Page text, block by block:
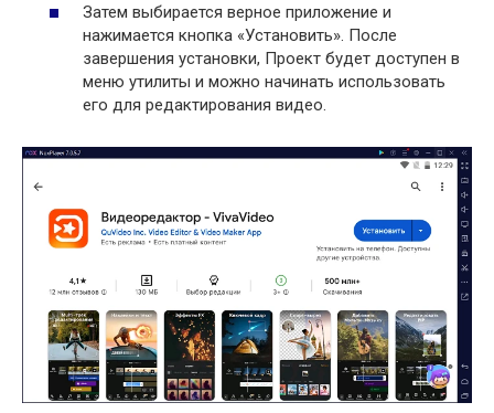
Затем выбирается верное приложение и
нажимается кнопка «Установить». После
завершения установки, Проект будет доступен в
меню утилиты и можно начинать использовать
его для редактирования видео.